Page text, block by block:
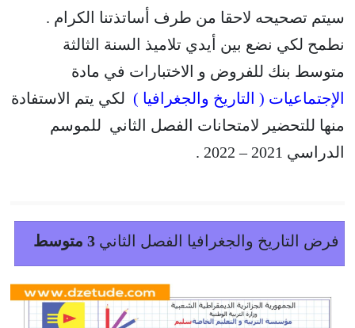
سيتم تصحيحه لاحقا من طرف أساتذتنا الكرام .
نطمح لكي نضع بين أيدي تلاميذ السنة الثالثة
متوسط بنك للفروض و الاختبارات في مادة
الإجتماعيات ( التاريخ والجغرافيا ) لكي يتم الاستفادة
منها للتحضير لامتحانات الفصل الثاني للموسم
الدراسي 2021 – 2022 .
فرض التاريخ والجغرافيا الفصل الثاني 3 متوسط